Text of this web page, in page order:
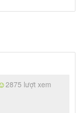
2875 lượt xem